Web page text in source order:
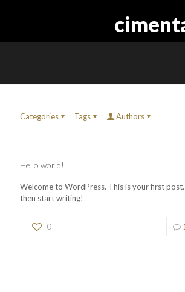
Categories Tags Authors
Hello world!
Welcome to WordPress. This is your first
then start writing!
0 1